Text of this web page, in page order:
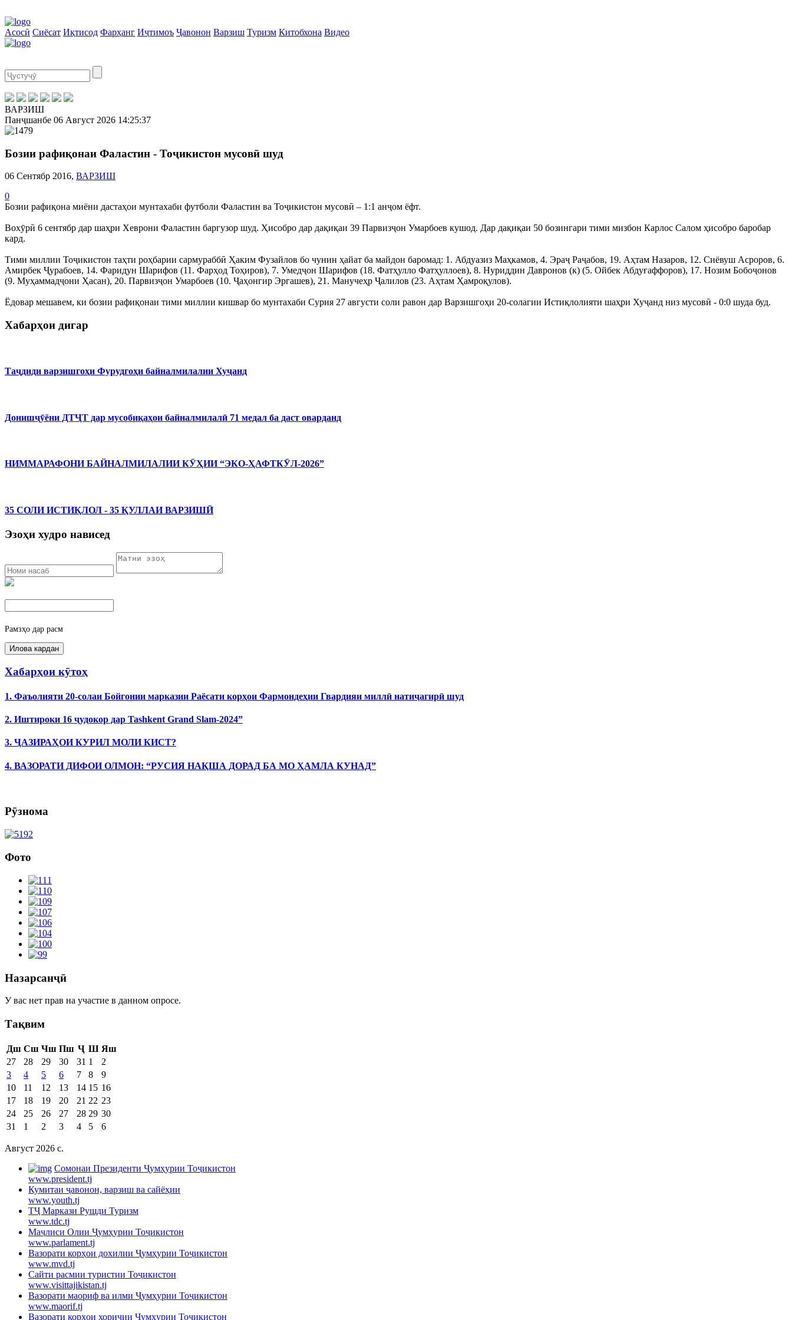
Асосӣ Сиёсат Иқтисод Фарҳанг Иҷтимоъ Ҷавонон Варзиш Туризм Китобхона Видео
ВАРЗИШ
Панҷшанбе 06 Август 2026 14:25:37
Бозии рафиқонаи Фаластин - Тоҷикистон мусовӣ шуд
06 Сентябр 2016, ВАРЗИШ
0
Бозии рафиқона миёни дастаҳои мунтахаби футболи Фаластин ва Тоҷикистон мусовӣ – 1:1 анҷом ёфт.
Вохӯрӣ 6 сентябр дар шаҳри Хеврони Фаластин баргузор шуд. Ҳисобро дар дақиқаи 39 Парвизҷон Умарбоев кушод. Дар дақиқаи 50 бозингари тими мизбон Карлос Салом ҳисобро баробар
кард.
Тими миллии Тоҷикистон таҳти роҳбарии сармураббӣ Ҳаким Фузайлов бо чунин ҳайат ба майдон баромад: 1. Абдуазиз Маҳкамов, 4. Эраҷ Раҷабов, 19. Аҳтам Назаров, 12. Сиёвуш Асроров, 6.
Амирбек Ҷурабоев, 14. Фаридун Шарифов (11. Фарҳод Тоҳиров), 7. Умедҷон Шарифов (18. Фатҳулло Фатҳуллоев), 8. Нуриддин Давронов (к) (5. Ойбек Абдуғаффоров), 17. Нозим Бобоҷонов
(9. Муҳаммадҷони Ҳасан), 20. Парвизҷон Умарбоев (10. Ҷаҳонгир Эргашев), 21. Манучеҳр Ҷалилов (23. Аҳтам Ҳамроқулов).
Ёдовар мешавем, ки бозии рафиқонаи тими миллии кишвар бо мунтахаби Сурия 27 августи соли равон дар Варзишгоҳи 20-солагии Истиқлолияти шаҳри Хуҷанд низ мусовӣ - 0:0 шуда буд.
Хабарҳои дигар
Таҷдиди варзишгоҳи Фурудгоҳи байналмилалии Хуҷанд
Донишҷӯёни ДТҶТ дар мусобиқаҳои байналмилалӣ 71 медал ба даст оварданд
НИММАРАФОНИ БАЙНАЛМИЛАЛИИ КӮҲИИ “ЭКО-ҲАФТКӮЛ-2026”
35 СОЛИ ИСТИҚЛОЛ - 35 ҚУЛЛАИ ВАРЗИШӢ
Эзоҳи худро нависед
Рамзҳо дар расм
Хабарҳои кӯтоҳ
1. Фаъолияти 20-солаи Бойгонии марказии Раёсати корҳои Фармондеҳии Гвардияи миллӣ натиҷагирӣ шуд
2. Иштироки 16 ҷудокор дар Tashkent Grand Slam-2024”
3. ҶАЗИРАҲОИ КУРИЛ МОЛИ КИСТ?
4. ВАЗОРАТИ ДИФОИ ОЛМОН: “РУСИЯ НАҚША ДОРАД БА МО ҲАМЛА КУНАД”
Рӯзнома
Фото
Назарсанҷӣ
У вас нет прав на участие в данном опросе.
Тақвим
Дш Сш Чш Пш Ҷ Ш Яш
27
28 29 30 31 1
2
3
4 5 6 7 8
9
10
11 12 13 14 15 16
17
18 19 20 21 22 23
24
25 26 27 28 29 30
31
1 2 3 4 5 6
Август 2026 c.
Cомонаи Президенти Ҷумҳурии Тоҷикистон
www.president.tj
Кумитаи ҷавонон, варзиш ва сайёҳии
www.youth.tj
ТҶ Маркази Рушди Туризм
www.tdc.tj
Маҷлиси Олии Ҷумҳурии Тоҷикистон
www.parlament.tj
Вазорати корҳои дохилии Ҷумҳурии Тоҷикистон
www.mvd.tj
Сайти расмии туристии Тоҷикистон
www.visittajikistan.tj
Вазорати маориф ва илми Ҷумҳурии Тоҷикистон
www.maorif.tj
Вазорати корҳои хориҷии Ҷумҳурии Тоҷикистон